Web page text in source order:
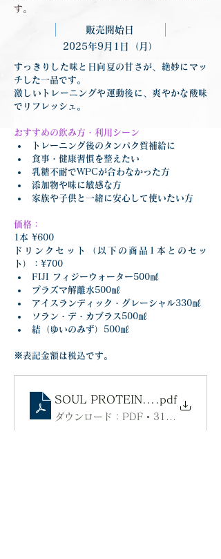
す。
販売開始日
2025年9月1日（月）
すっきりした味と日向夏の甘さが、絶妙にマッ
チした一品です。
激しいトレーニングや運動後に、爽やかな酸味
でリフレッシュ。
おすすめの飲み方・利用シーン
トレーニング後のタンパク質補給に
食事・健康習慣を整えたい
乳糖不耐でWPCが合わなかった方
添加物や味に敏感な方
家族や子供と一緒に安心して使いたい方
価格：
1本 ¥600
ドリンクセット（以下の商品1本とのセッ
ト）：¥700
FIJI フィジーウォーター500㎖
プラズマ解離水500㎖
アイスランディック・グレーシャル330㎖
ソラン・デ・カブラス500㎖
結（ゆいのみず）500㎖
※表記金額は税込です。
SOUL PROTEIN ISOLATE ONE
.pdf
ダウンロード：PDF • 316KB